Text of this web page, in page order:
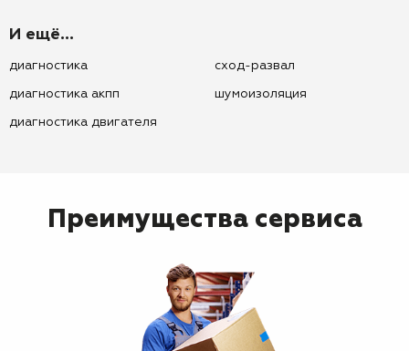
И ещё...
диагностика
диагностика акпп
диагностика двигателя
сход-развал
шумоизоляция
Преимущества сервиса